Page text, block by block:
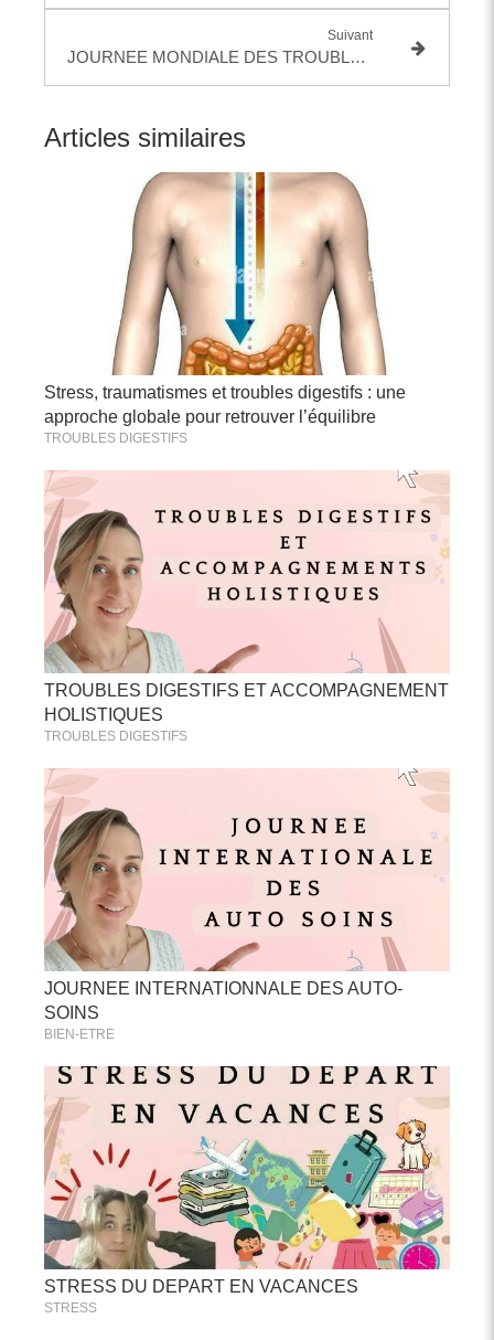
Suivant
JOURNEE MONDIALE DES TROUBLE DES CONDUITES ALIMENTAIRES: TCA
Articles similaires
Stress, traumatismes et troubles digestifs : une
approche globale pour retrouver l’équilibre
TROUBLES DIGESTIFS
TROUBLES DIGESTIFS ET ACCOMPAGNEMENT
HOLISTIQUES
TROUBLES DIGESTIFS
JOURNEE INTERNATIONNALE DES AUTO-
SOINS
BIEN-ETRE
STRESS DU DEPART EN VACANCES
STRESS